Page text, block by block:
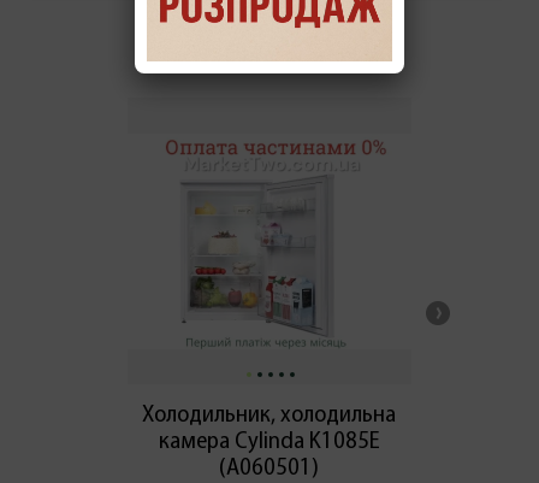
Холодильник, холодильна
камера Cylinda K1085E
(А060501)